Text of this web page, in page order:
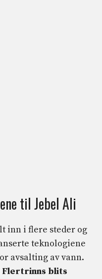
til Jebel Ali
inn i flere steder og
teknologiene
avsalting av vann.
Flertrinns blits